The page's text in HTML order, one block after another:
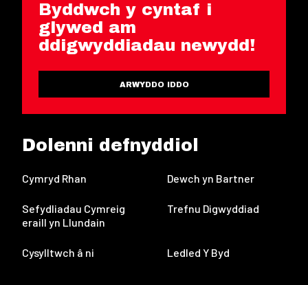
Byddwch y cyntaf i
glywed am
ddigwyddiadau newydd!
ARWYDDO IDDO
Dolenni defnyddiol
Cymryd Rhan Dewch yn Bartner
Sefydliadau Cymreig
eraill yn Llundain
Trefnu Digwyddiad
Cysylltwch â ni Ledled Y Byd